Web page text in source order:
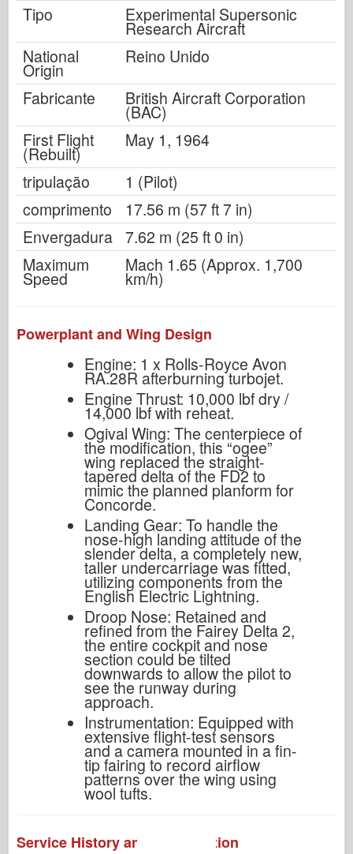
Tipo
Experimental Supersonic
Research Aircraft
National
Origin
Reino Unido
Fabricante
British Aircraft Corporation
(BAC)
First Flight
(Rebuilt)
May 1, 1964
tripulação
1 (Pilot)
comprimento
17.56 m (57 ft 7 in)
Envergadura
7.62 m (25 ft 0 in)
Maximum
Speed
Mach 1.65 (Approx. 1,700
km/h)
Powerplant and Wing Design
Engine: 1 x Rolls-Royce Avon
RA.28R afterburning turbojet.
Engine Thrust: 10,000 lbf dry /
14,000 lbf with reheat.
Ogival Wing: The centerpiece of
the modification, this “ogee”
wing replaced the straight-
tapered delta of the FD2 to
mimic the planned planform for
Concorde.
Landing Gear: To handle the
nose-high landing attitude of the
slender delta, a completely new,
taller undercarriage was fitted,
utilizing components from the
English Electric Lightning.
Droop Nose: Retained and
refined from the Fairey Delta 2,
the entire cockpit and nose
section could be tilted
downwards to allow the pilot to
see the runway during
approach.
Instrumentation: Equipped with
extensive flight-test sensors
and a camera mounted in a fin-
tip fairing to record airflow
patterns over the wing using
wool tufts.
Service History and Preservation